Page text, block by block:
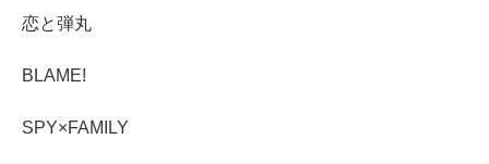
恋と弾丸
BLAME!
SPY×FAMILY